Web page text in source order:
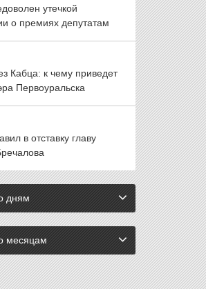
утечкой
о премиях депутатам
Кабца: к чему приведет
Первоуральска
в отставку главу
дням
месяцам